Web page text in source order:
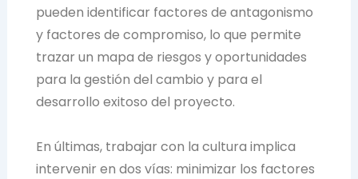
pueden identificar factores de antagonismo
y factores de compromiso, lo que permite
trazar un mapa de riesgos y oportunidades
para la gestión del cambio y para el
desarrollo exitoso del proyecto.
En últimas, trabajar con la cultura implica
intervenir en dos vías: minimizar los factores